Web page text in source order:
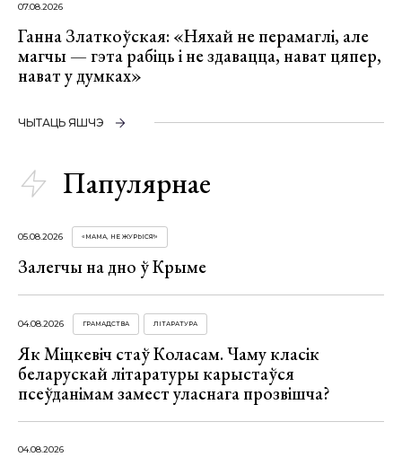
07.08.2026
Ганна Златкоўская: «Няхай не перамаглі, але
магчы — гэта рабіць і не здавацца, нават цяпер,
нават у думках»
ЧЫТАЦЬ ЯШЧЭ
Папулярнае
05.08.2026 «МАМА, НЕ ЖУРЫСЯ!»
Залегчы на дно ў Крыме
04.08.2026 ГРАМАДСТВА ЛІТАРАТУРА
Як Міцкевіч стаў Коласам. Чаму класік
беларускай літаратуры карыстаўся
псеўданімам замест уласнага прозвішча?
04.08.2026